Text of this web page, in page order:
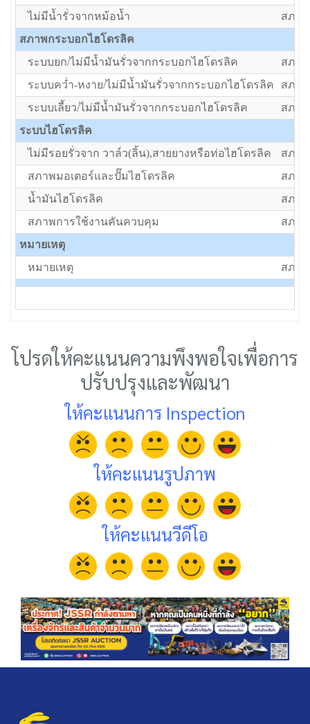
ไม่มีน้ำรั่วจากหม้อน้ำ
สภา
สภาพกระบอกไฮโดรลิค
ระบบยก/ไม่มีน้ำมันรั่วจากกระบอกไฮโดรลิค
สภา
ระบบคว่ำ-หงาย/ไม่มีน้ำมันรั่วจากกระบอกไฮโดรลิค
สภา
ระบบเลี้ยว/ไม่มีน้ำมันรั่วจากกระบอกไฮโดรลิค
สภา
ระบบไฮโดรลิค
ไม่มีรอยรั่วจาก วาล์ว(ลิ้น),สายยางหรือท่อไฮโดรลิค
สภา
สภาพมอเตอร์และปั๊มไฮโดรลิค
สภา
น้ำมันไฮโดรลิค
สภา
สภาพการใช้งานคันควบคุม
สภา
หมายเหตุ
หมายเหตุ
สภา
โปรดให้คะแนนความพึงพอใจเพื่อการ
ปรับปรุงและพัฒนา
ให้คะแนนการ Inspection
ให้คะแนนรูปภาพ
ให้คะแนนวีดีโอ